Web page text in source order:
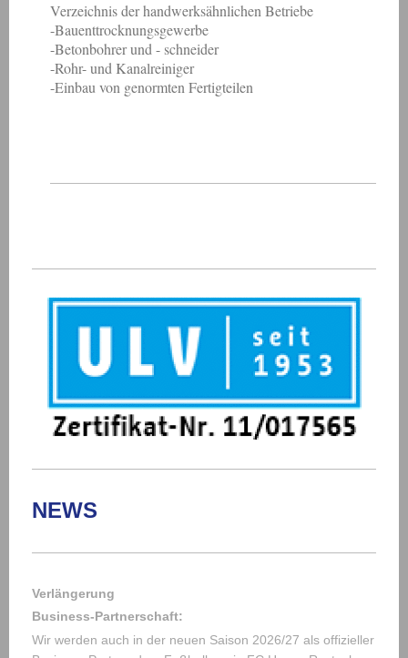
Verzeichnis der handwerksähnlichen Betriebe
-Bauenttrocknungsgewerbe
-Betonbohrer und - schneider
-Rohr- und Kanalreiniger
-Einbau von genormten Fertigteilen
NEWS
Verlängerung
Business-Partnerschaft:
Wir werden auch in der neuen Saison 2026/27 als offizieller